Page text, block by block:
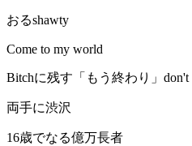
おるshawty
Come to my world
Bitchに残す「もう終わり」don't
両手に渋沢
16歳でなる億万長者